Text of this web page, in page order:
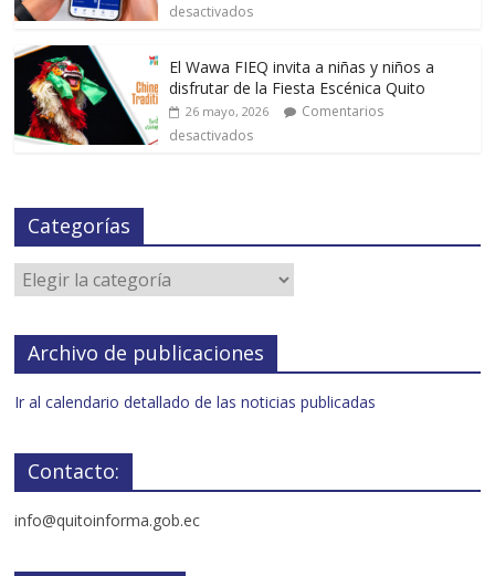
desactivados
El Wawa FIEQ invita a niñas y niños a
disfrutar de la Fiesta Escénica Quito
26 mayo, 2026
Comentarios
desactivados
Categorías
Archivo de publicaciones
Ir al calendario detallado de las noticias publicadas
Contacto:
info@quitoinforma.gob.ec